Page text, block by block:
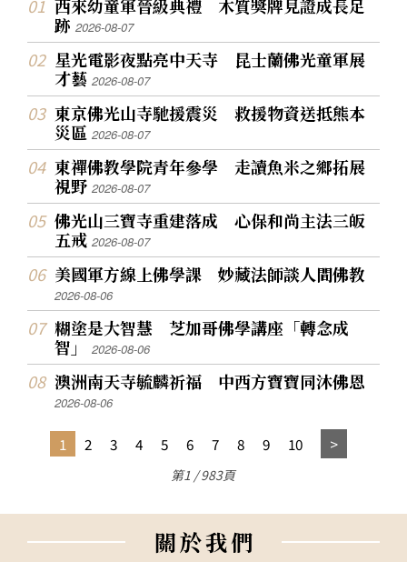
西來幼童軍晉級典禮 木質獎牌見證成長足
跡2026-08-07
星光電影夜點亮中天寺 昆士蘭佛光童軍展
才藝2026-08-07
東京佛光山寺馳援震災 救援物資送抵熊本
災區2026-08-07
東禪佛教學院青年參學 走讀魚米之鄉拓展
視野2026-08-07
佛光山三寶寺重建落成 心保和尚主法三皈
五戒2026-08-07
美國軍方線上佛學課 妙藏法師談人間佛教
2026-08-06
糊塗是大智慧 芝加哥佛學講座「轉念成
智」2026-08-06
澳洲南天寺毓麟祈福 中西方寶寶同沐佛恩
2026-08-06
1 2 3 4 5 6 7 8 9 10
第1 / 983頁
關於我們